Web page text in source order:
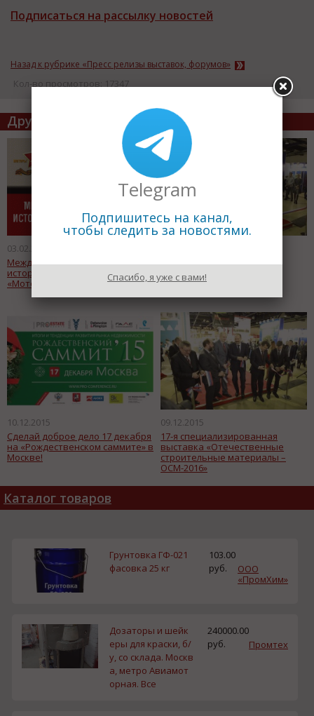
Подписаться на рассылку новостей
Назад к рубрике «Пресс релизы выставок, форумов»
Кол-во просмотров: 17347
Другие статьи по теме
03.02.2016
Международная выставка
исторической военной техники
«Моторы войны»
17-я Специализированная
выставка строительных
материалов ОСМ 2016
10.12.2015
Сделай доброе дело 17 декабря
на «Рождественском саммите» в
Москве!
09.12.2015
17-я специализированная
выставка «Отечественные
строительные материалы –
ОСМ-2016»
Каталог товаров
Грунтовка ГФ-021
фасовка 25 кг
103.00
руб.
ООО
«ПромХим»
Дозаторы и шейк
еры для краски, б/
у, со склада. Москв
а, метро Авиамот
орная. Все
240000.00
руб.
Промтех
Telegram
Подпишитесь на канал,
чтобы следить за новостями.
Спасибо, я уже с вами!